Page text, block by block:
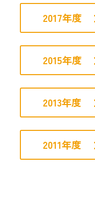
2017年度
2015年度
2013年度
2011年度